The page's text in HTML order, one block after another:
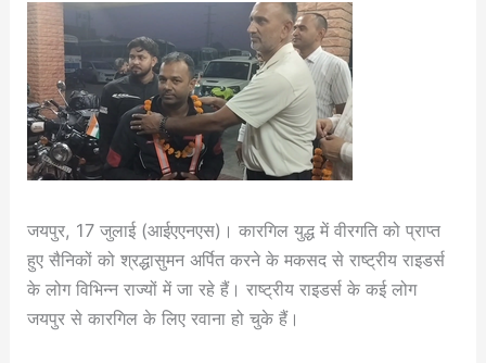
जयपुर, 17 जुलाई (आईएएनएस)। कारगिल युद्ध में वीरगति को प्राप्त
हुए सैनिकों को श्रद्धासुमन अर्पित करने के मकसद से राष्ट्रीय राइडर्स
के लोग विभिन्न राज्यों में जा रहे हैं। राष्ट्रीय राइडर्स के कई लोग
जयपुर से कारगिल के लिए रवाना हो चुके हैं।